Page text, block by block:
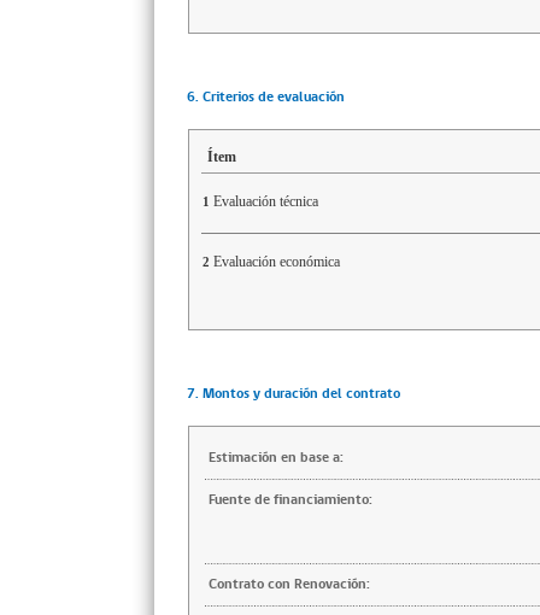
6. Criterios de evaluación
Ítem
1 Evaluación técnica
2 Evaluación económica
7. Montos y duración del contrato
Estimación en base a:
Fuente de financiamiento:
Contrato con Renovación: